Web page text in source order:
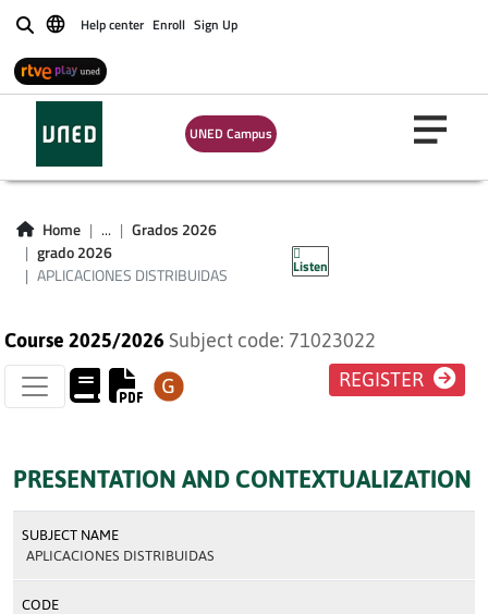
BuscarHelp center Enroll Sign Up
UNED Campus
Home ...
Grados 2026
grado 2026
APLICACIONES DISTRIBUIDAS
Listen
APLICACIONES
DISTRIBUIDAS
Course 2025/2026 Subject code: 71023022
REGISTER
PRESENTATION AND CONTEXTUALIZATION
SUBJECT NAME
APLICACIONES DISTRIBUIDAS
CODE